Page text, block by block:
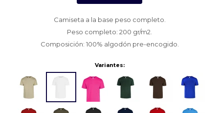
Camiseta a la base peso completo.
Peso completo: 200 gr/m2.
Composición: 100% algodón pre-encogido.
Variantes: